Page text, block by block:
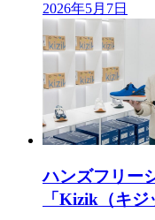
2026年5月7日
ハンズフリー
「Kizik（キ